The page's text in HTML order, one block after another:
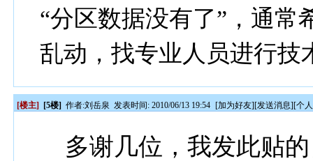
“分区数据没有了”，通常
乱动，找专业人员进行技
[楼主] [5楼] 作者:刘岳泉 发表时间: 2010/06/13 19:54 [加为好友][发送消息][个
多谢几位，我发此贴